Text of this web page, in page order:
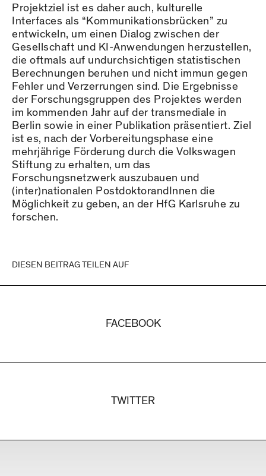
Projektziel ist es daher auch, kulturelle
Interfaces als “Kommunikationsbrücken” zu
entwickeln, um einen Dialog zwischen der
Gesellschaft und KI-Anwendungen herzustellen,
die oftmals auf undurchsichtigen statistischen
Berechnungen beruhen und nicht immun gegen
Fehler und Verzerrungen sind. Die Ergebnisse
der Forschungsgruppen des Projektes werden
im kommenden Jahr auf der transmediale in
Berlin sowie in einer Publikation präsentiert. Ziel
ist es, nach der Vorbereitungsphase eine
mehrjährige Förderung durch die Volkswagen
Stiftung zu erhalten, um das
Forschungsnetzwerk auszubauen und
(inter)nationalen PostdoktorandInnen die
Möglichkeit zu geben, an der HfG Karlsruhe zu
forschen.
DIESEN BEITRAG TEILEN AUF
FACEBOOK
TWITTER